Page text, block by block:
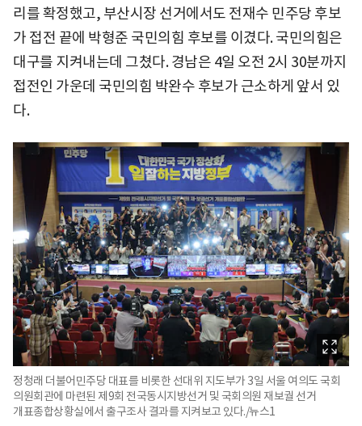
리를 확정했고, 부산시장 선거에서도 전재수 민주당 후보
가 접전 끝에 박형준 국민의힘 후보를 이겼다. 국민의힘은
대구를 지켜내는데 그쳤다. 경남은 4일 오전 2시 30분까지
접전인 가운데 국민의힘 박완수 후보가 근소하게 앞서 있
다.
정청래 더불어민주당 대표를 비롯한 선대위 지도부가 3일 서울 여의도 국회
의원회관에 마련된 제9회 전국동시지방선거 및 국회의원 재보궐 선거
개표종합상황실에서 출구조사 결과를 지켜보고 있다./뉴스1